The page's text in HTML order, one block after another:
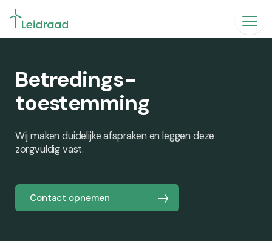
Betredings-
toestemming
Wij maken duidelijke afspraken en leggen deze
zorgvuldig vast.
Contact opnemen